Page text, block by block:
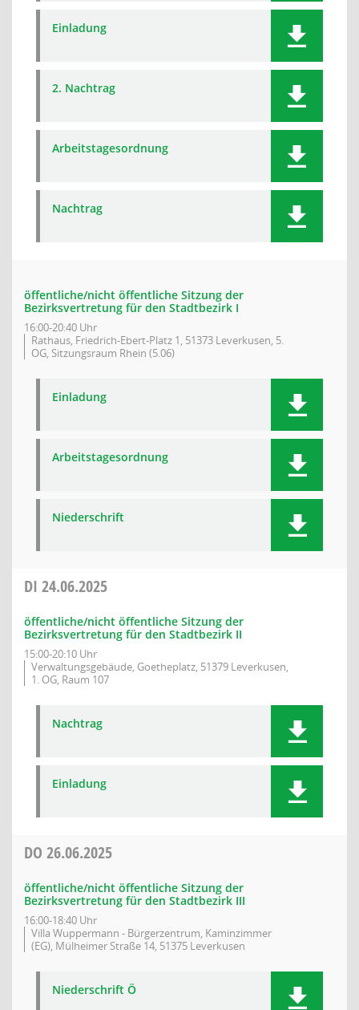
Einladung
2. Nachtrag
Arbeitstagesordnung
Nachtrag
öffentliche/nicht öffentliche Sitzung der
Bezirksvertretung für den Stadtbezirk I
16:00-20:40 Uhr
Rathaus, Friedrich-Ebert-Platz 1, 51373 Leverkusen, 5.
OG, Sitzungsraum Rhein (5.06)
Einladung
Arbeitstagesordnung
Niederschrift
DI 24.06.2025
öffentliche/nicht öffentliche Sitzung der
Bezirksvertretung für den Stadtbezirk II
15:00-20:10 Uhr
Verwaltungsgebäude, Goetheplatz, 51379 Leverkusen,
1. OG, Raum 107
Nachtrag
Einladung
DO 26.06.2025
öffentliche/nicht öffentliche Sitzung der
Bezirksvertretung für den Stadtbezirk III
16:00-18:40 Uhr
Villa Wuppermann - Bürgerzentrum, Kaminzimmer
(EG), Mülheimer Straße 14, 51375 Leverkusen
Niederschrift Ö